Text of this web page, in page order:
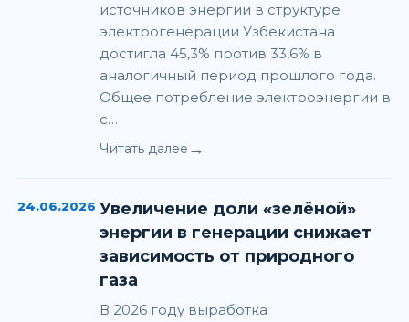
источников энергии в структуре
электрогенерации Узбекистана
достигла 45,3% против 33,6% в
аналогичный период прошлого года.
Общее потребление электроэнергии в
с…
Читать далее →
24.06.2026 Увеличение доли «зелёной»
энергии в генерации снижает
зависимость от природного
газа
В 2026 году выработка